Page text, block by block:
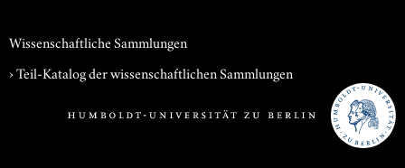
Wissenschaftliche Sammlungen
› Teil-Katalog der wissenschaftlichen Sammlungen